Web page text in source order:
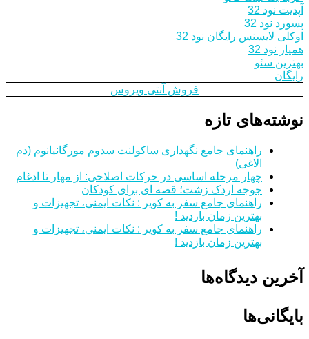
آپدیت نود 32
پسورد نود 32
اوکلی لایسنس رایگان نود 32
همیار نود 32
بهترین سئو
رایگان
فروش آنتی ویروس
نوشته‌های تازه
راهنمای جامع نگهداری ساکولنت سدوم مورگانیانوم (دم
الاغی)
چهار مرحله اساسی در حرکات اصلاحی: از مهار تا ادغام
جوجه اردک زشت؛ قصه ای برای کودکان
راهنمای جامع سفر به کویر : نکات ایمنی، تجهیزات و
بهترین زمان بازدید !
راهنمای جامع سفر به کویر : نکات ایمنی، تجهیزات و
بهترین زمان بازدید !
آخرین دیدگاه‌ها
بایگانی‌ها